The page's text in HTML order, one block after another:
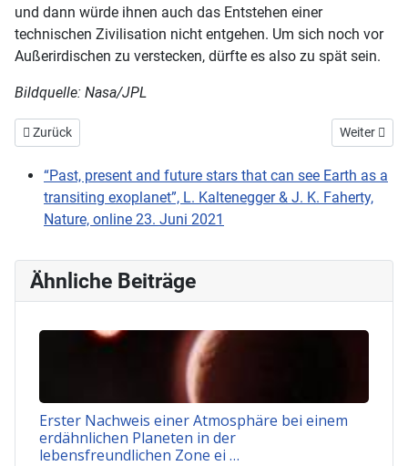
und dann würde ihnen auch das Entstehen einer
technischen Zivilisation nicht entgehen. Um sich noch vor
Außerirdischen zu verstecken, dürfte es also zu spät sein.
Bildquelle: Nasa/JPL
Vorheriger Beitrag: Kein Leben in der Venus-Atmosphäre
Zurück Nächster
Weiter
“Past, present and future stars that can see Earth as a
transiting exoplanet”, L. Kaltenegger & J. K. Faherty,
Nature, online 23. Juni 2021
Ähnliche Beiträge
Erster Nachweis einer Atmosphäre bei einem
erdähnlichen Planeten in der
lebensfreundlichen Zone ei …